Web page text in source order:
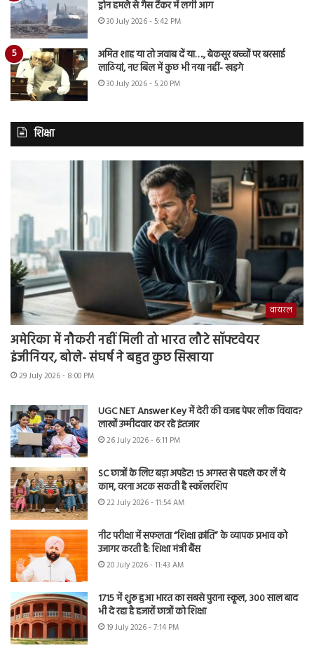
ड्रोन हमले से गैस टैंकर में लगी आग
30 July 2026 - 5:42 PM
अमित शाह या तो जवाब दें या…., बेकसूर बच्चों पर बरसाई
लाठियां, नए बिल में कुछ भी नया नहीं- खड़गे
30 July 2026 - 5:20 PM
शिक्षा
वायरल
अमेरिका में नौकरी नहीं मिली तो भारत लौटे सॉफ्टवेयर
इंजीनियर, बोले- संघर्ष ने बहुत कुछ सिखाया
29 July 2026 - 8:00 PM
UGC NET Answer Key में देरी की वजह पेपर लीक विवाद?
लाखों उम्मीदवार कर रहे इंतजार
26 July 2026 - 6:11 PM
SC छात्रों के लिए बड़ा अपडेट! 15 अगस्त से पहले कर लें ये
काम, वरना अटक सकती है स्कॉलरशिप
22 July 2026 - 11:54 AM
नीट परीक्षा में सफलता “शिक्षा क्रांति” के व्यापक प्रभाव को
उजागर करती है: शिक्षा मंत्री बैंस
20 July 2026 - 11:43 AM
1715 में शुरू हुआ भारत का सबसे पुराना स्कूल, 300 साल बाद
भी दे रहा है हजारों छात्रों को शिक्षा
19 July 2026 - 7:14 PM